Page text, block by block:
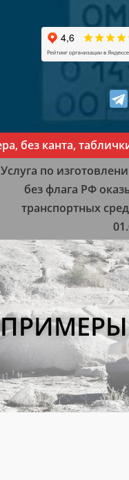
канта, таблички
Услуга по
без флага РФ
транспортных
ПРИМЕРЫ